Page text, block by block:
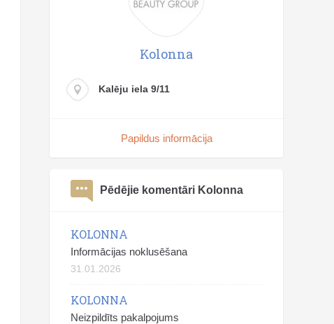
Kolonna
Kalēju iela 9/11
Papildus informācija
Pēdējie komentāri Kolonna
KOLONNA
Informācijas noklusēšana
31.01.2026
KOLONNA
Neizpildīts pakalpojums